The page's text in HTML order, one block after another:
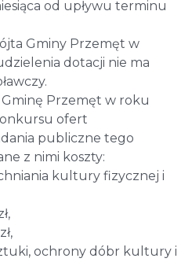
od upływu terminu
Gminy Przemęt w
dotacji nie ma
Przemęt w roku
ofert
publiczne tego
z nimi koszty:
kultury fizycznej i
ochrony dóbr kultury i